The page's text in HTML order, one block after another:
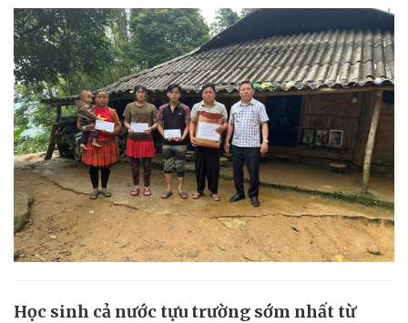
Học sinh cả nước tựu trường sớm nhất từ